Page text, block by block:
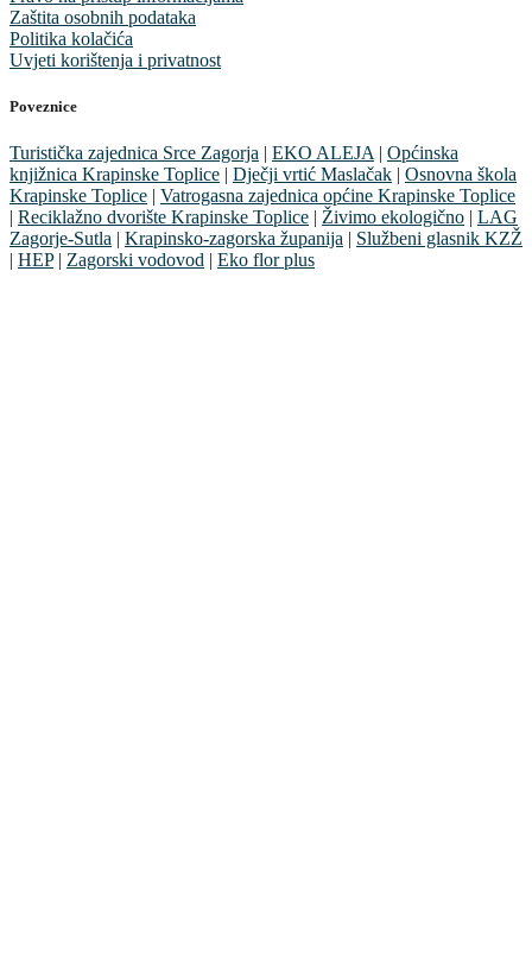
Zaštita osobnih podataka
Politika kolačića
Uvjeti korištenja i privatnost
Poveznice
Turistička zajednica Srce Zagorja | EKO ALEJA | Općinska
knjižnica Krapinske Toplice | Dječji vrtić Maslačak | Osnovna škola
Krapinske Toplice | Vatrogasna zajednica općine Krapinske Toplice
| Reciklažno dvorište Krapinske Toplice | Živimo ekologično | LAG
Zagorje-Sutla | Krapinsko-zagorska županija | Službeni glasnik KZŽ
| HEP| Zagorski vodovod | Eko flor plus